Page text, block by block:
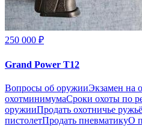
250 000 ₽
Grand Power T12
Вопросы об оружииЭкзамен на
охотминимумаСроки охоты по
оружииПродать охотничье ружьё
пистолетПродать пневматикуО